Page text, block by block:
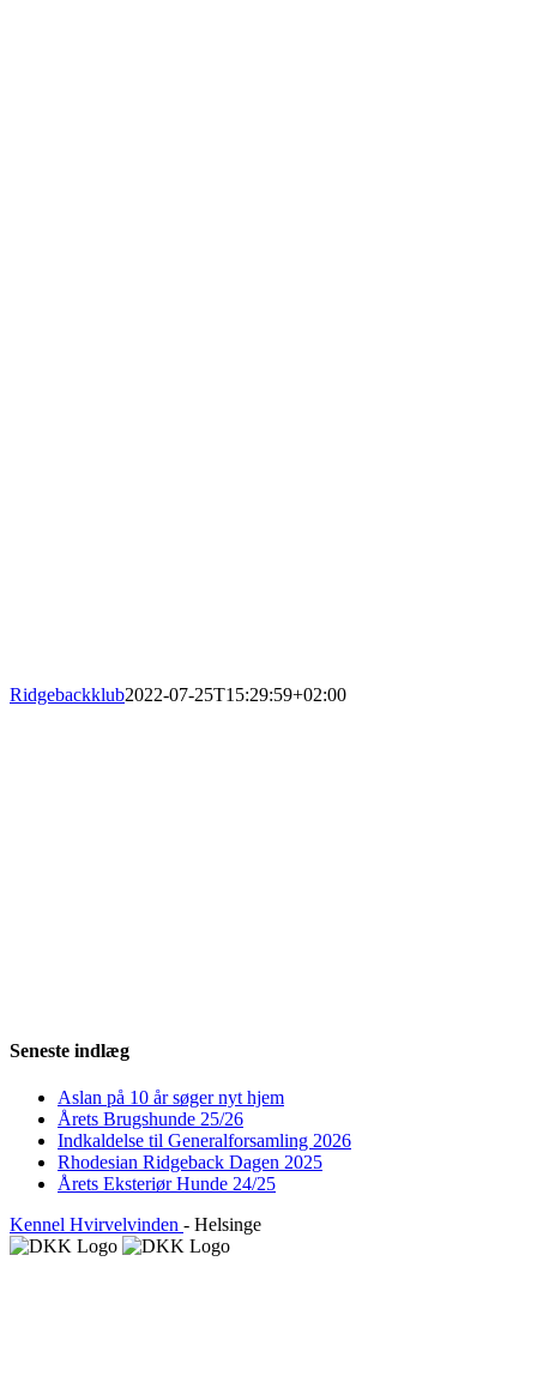
Ridgebackklub2022-07-25T15:29:59+02:00
Seneste indlæg
Aslan på 10 år søger nyt hjem
Årets Brugshunde 25/26
Indkaldelse til Generalforsamling 2026
Rhodesian Ridgeback Dagen 2025
Årets Eksteriør Hunde 24/25
Kennel Hvirvelvinden - Helsinge